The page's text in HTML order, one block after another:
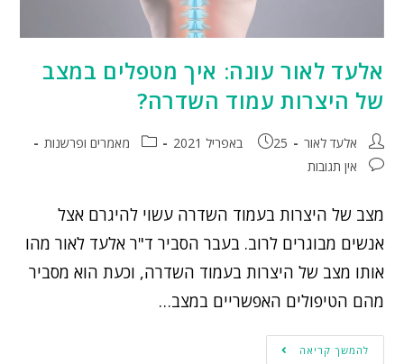
אלעד לאור עונה: איך מטפלים במצב
של היצרות עמוד השדרה?
אלעד לאור 25 באפריל 2021
מאמרים ופרשנות
אין תגובות
מצב של היצרות בעמוד השדרה עשוי להיגרם אצל
אנשים מבוגרים לרוב. בעבר הסביר ד"ר אלעד לאור מהו
אותו מצב של היצרות בעמוד השדרה, וכעת הוא מסביר
מהם הטיפולים האפשריים במצב…
להמשך קריאה